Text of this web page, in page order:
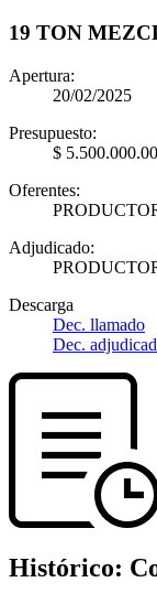
19 TON
Apertura:
20/02/2025
Presupuesto:
$ 5.500.000.00
Oferentes:
Adjudicado:
Descarga
Dec. llamado
Dec.
Histórico: